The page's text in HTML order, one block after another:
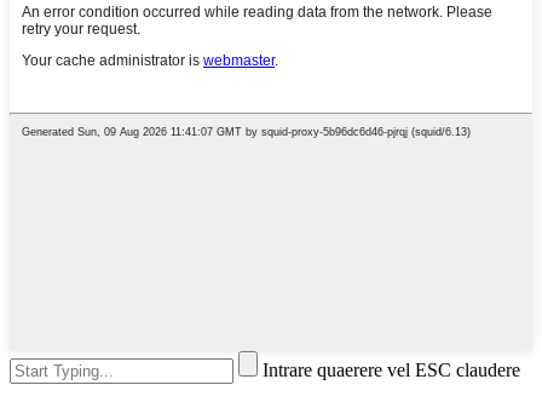
Intrare quaerere vel ESC claudere